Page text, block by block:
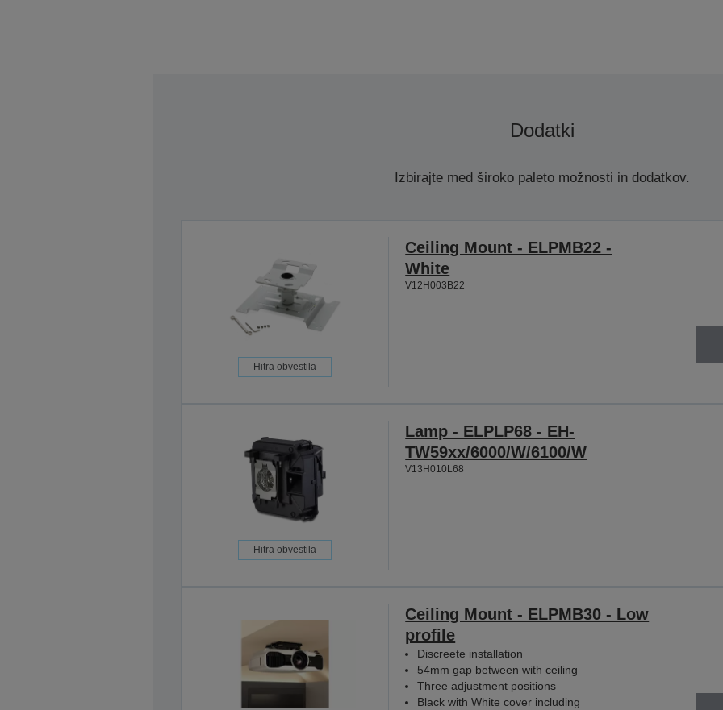
Dodatki
Izbirajte med široko paleto možnosti in dodatkov.
Hitra obvestila
Ceiling Mount - ELPMB22 -
White
V12H003B22
Hitra obvestila
Lamp - ELPLP68 - EH-
TW59xx/6000/W/6100/W
V13H010L68
Ceiling Mount - ELPMB30 - Low
profile
Discreete installation
54mm gap between with ceiling
Three adjustment positions
Black with White cover including